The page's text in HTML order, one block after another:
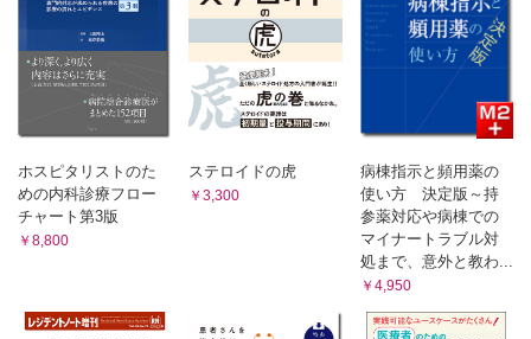
ホスピタリストのた
めの内科診療フロー
チャート第3版
￥8,800
ステロイドの虎
￥3,300
病棟指示と頻用薬の
使い方 決定版～持
参薬対応や病棟での
マイナートラブル対
処まで、意外と教わ...
￥4,950